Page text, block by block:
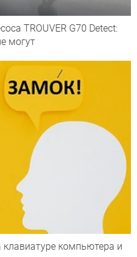
TROUVER G70 Detect:
могут
клавиатуре компьютера и